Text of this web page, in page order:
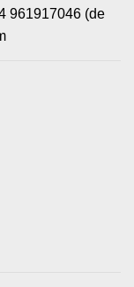
961917046 (de